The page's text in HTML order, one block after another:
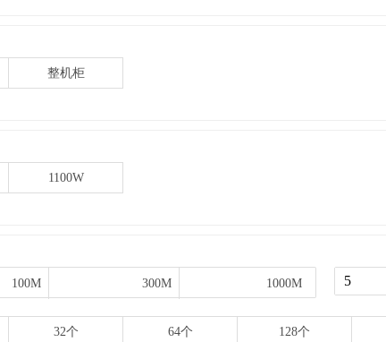
整机柜
1100W
100M 300M 1000M
100M 300M 1000M
32个 64个 128个